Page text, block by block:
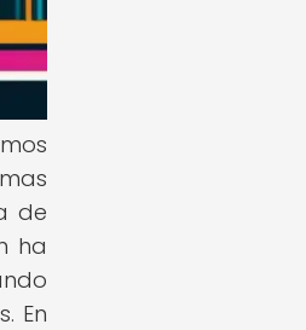
de
ha
En